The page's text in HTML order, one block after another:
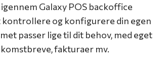
Galaxy POS backoffice
kontrollere og konfigurere din egen
passer lige til dit behov, med eget
fakturaer mv.